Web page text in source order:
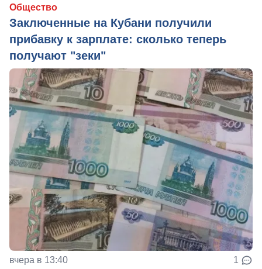
Общество
Заключенные на Кубани получили
прибавку к зарплате: сколько теперь
получают "зеки"
вчера в 13:40 1